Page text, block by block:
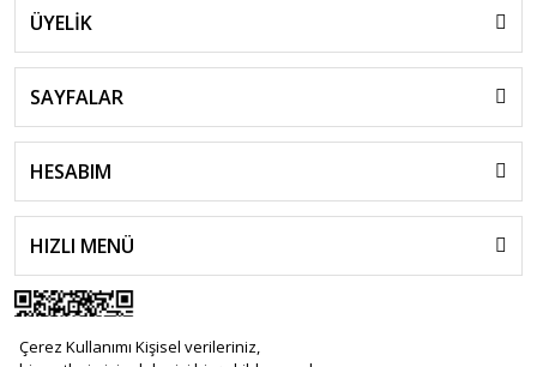
Çerez Kullanımı Kişisel verileriniz,
ÜYELİK
SAYFALAR
HESABIM
HIZLI MENÜ